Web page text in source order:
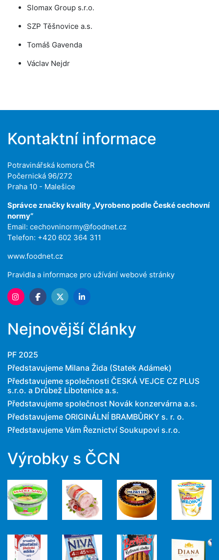
Slomax Group s.r.o.
SZP Těšnovice a.s.
Tomáš Gavenda
Václav Nejdr
Kontaktní informace
Potravinářská komora ČR
Počernická 96/272
Praha 10 - Malešice
Správce značky kvality „Vyrobeno podle České cechovní
normy“
Email: cechovninormy@foodnet.cz
Telefon: +420 602 364 311
www.foodnet.cz
Pravidla a informace pro užívání webové stránky
Nejnovější články
PF 2025
Představujeme Milana Žida (Statek Adámek)
Představujeme společnosti ČESKÁ VEJCE CZ PLUS
s.r.o. a Drůbež Libotenice a.s.
Představujeme společnost Novák konzervárna a.s.
Představujeme ORIGINÁLNÍ BRAMBŮRKY s. r. o.
Představujeme Vám Řeznictví Soukupovi s.r.o.
Výrobky s ČCN